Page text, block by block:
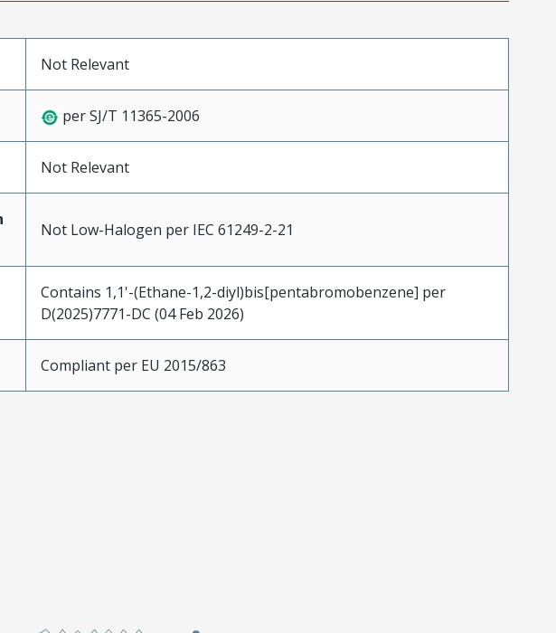
Not Relevant
per SJ/T 11365-2006
Not Relevant
Not Low-Halogen per IEC 61249-2-21
Contains 1,1'-(Ethane-1,2-diyl)bis[pentabromobenzene] per
D(2025)7771-DC (04 Feb 2026)
Compliant per EU 2015/863